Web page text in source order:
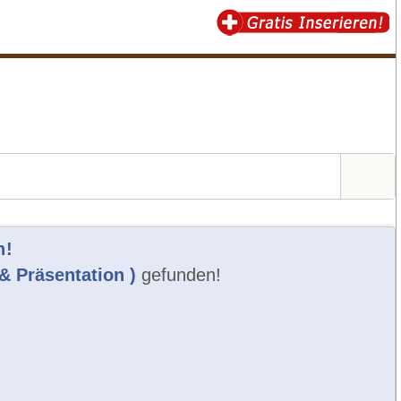
Präsentation ) gefunden!